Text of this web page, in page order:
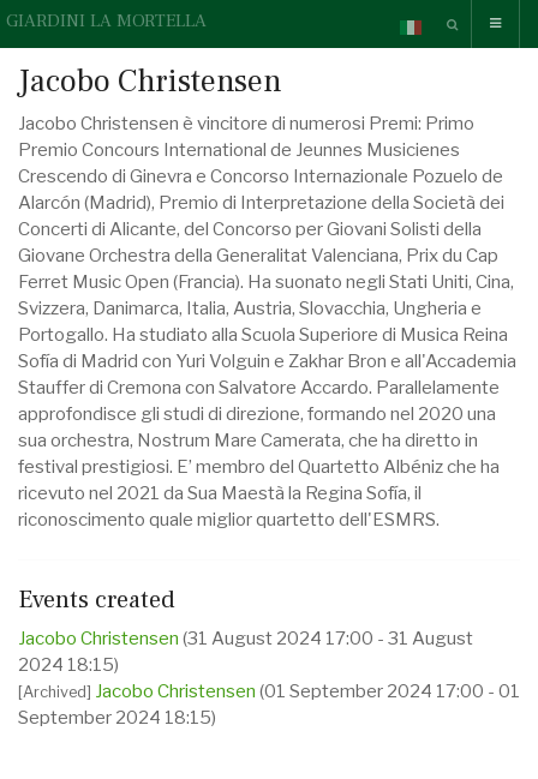
GIARDINI LA MORTELLA
Jacobo Christensen
Jacobo Christensen è vincitore di numerosi Premi: Primo
Premio Concours International de Jeunnes Musicienes
Crescendo di Ginevra e Concorso Internazionale Pozuelo de
Alarcón (Madrid), Premio di Interpretazione della Società dei
Concerti di Alicante, del Concorso per Giovani Solisti della
Giovane Orchestra della Generalitat Valenciana, Prix du Cap
Ferret Music Open (Francia). Ha suonato negli Stati Uniti, Cina,
Svizzera, Danimarca, Italia, Austria, Slovacchia, Ungheria e
Portogallo. Ha studiato alla Scuola Superiore di Musica Reina
Sofía di Madrid con Yuri Volguin e Zakhar Bron e all'Accademia
Stauffer di Cremona con Salvatore Accardo. Parallelamente
approfondisce gli studi di direzione, formando nel 2020 una
sua orchestra, Nostrum Mare Camerata, che ha diretto in
festival prestigiosi. E’ membro del Quartetto Albéniz che ha
ricevuto nel 2021 da Sua Maestà la Regina Sofía, il
riconoscimento quale miglior quartetto dell'ESMRS.
Events created
Jacobo Christensen (31 August 2024 17:00 - 31 August
2024 18:15)
[Archived] Jacobo Christensen (01 September 2024 17:00 - 01
September 2024 18:15)